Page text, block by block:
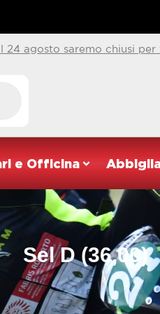
24 agosto saremo chiusi per
e Officina
Sel D (36,00)